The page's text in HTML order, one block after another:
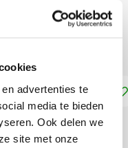
advertenties te
media te bieden
Ook delen we
site met onze
winkelwagen